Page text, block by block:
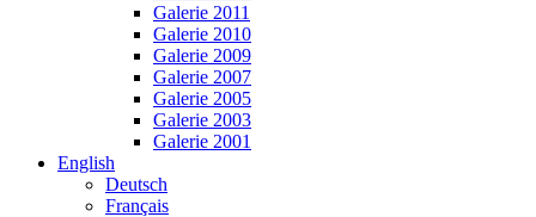
Galerie 2011
Galerie 2010
Galerie 2009
Galerie 2007
Galerie 2005
Galerie 2003
Galerie 2001
English
Deutsch
Français